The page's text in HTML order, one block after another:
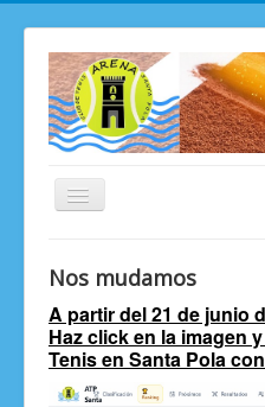
Toggle
Ranking "ARENA" Tenis
Apúntate
Nos mudamos
A partir del 21 de junio
Haz click en la imagen
Tenis en Santa Pola